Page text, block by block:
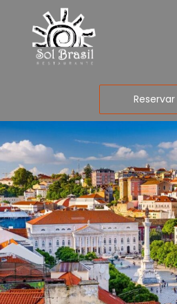
Reservar